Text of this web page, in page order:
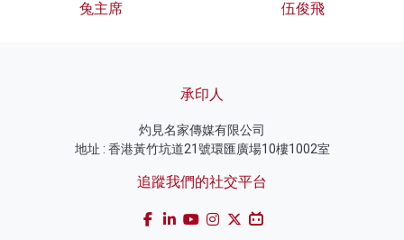
兔主席 伍俊飛
承印人
灼見名家傳媒有限公司
地址 : 香港黃竹坑道21號環匯廣場10樓1002室
追蹤我們的社交平台